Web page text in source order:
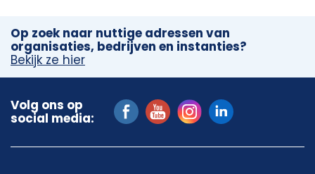
Op zoek naar nuttige adressen van
organisaties, bedrijven en instanties?
Bekijk ze hier
Volg ons op
social media: